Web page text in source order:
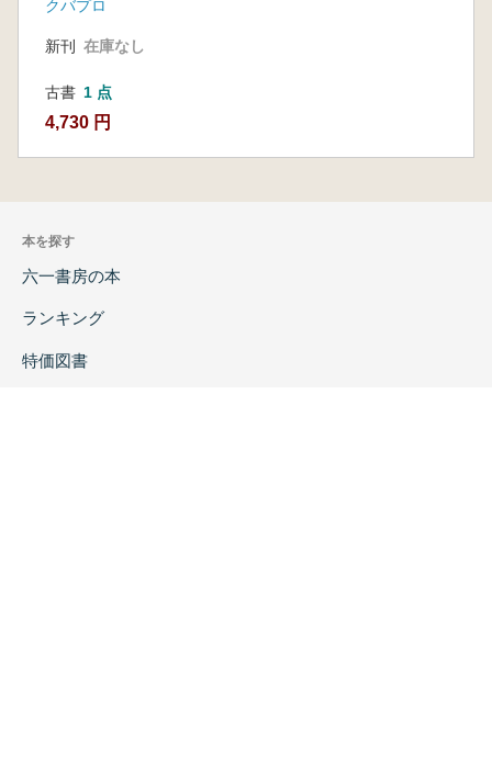
クバプロ
新刊 在庫なし
古書 1 点
4,730 円
本を探す
六一書房の本
ランキング
特価図書